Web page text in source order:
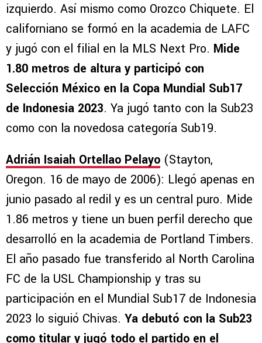
izquierdo. Así mismo como Orozco Chiquete. El
californiano se formó en la academia de LAFC
y jugó con el filial en la MLS Next Pro. Mide
1.80 metros de altura y participó con
Selección México en la Copa Mundial Sub17
de Indonesia 2023. Ya jugó tanto con la Sub23
como con la novedosa categoría Sub19.
Adrián Isaiah Ortellao Pelayo (Stayton,
Oregon. 16 de mayo de 2006): Llegó apenas en
junio pasado al redil y es un central puro. Mide
1.86 metros y tiene un buen perfil derecho que
desarrolló en la academia de Portland Timbers.
El año pasado fue transferido al North Carolina
FC de la USL Championship y tras su
participación en el Mundial Sub17 de Indonesia
2023 lo siguió Chivas. Ya debutó con la Sub23
como titular y jugó todo el partido en el